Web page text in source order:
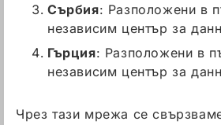
Сърбия: Разположени в
независим център за
Гърция: Разположени в
независим център за
Чрез тази мрежа се